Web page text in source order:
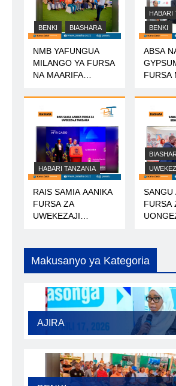
BENKI BIASHARA
NMB YAFUNGUA
MILANGO YA FURSA
NA MAARIFA
HABARI
BENKI
ABSA
FURSA
HABARI TANZANIA
RAIS SAMIA AANIKA
FURSA ZA
UWEKEZAJI
SANGU
FURSA
Makusanyo ya Kategoria
AJIRA